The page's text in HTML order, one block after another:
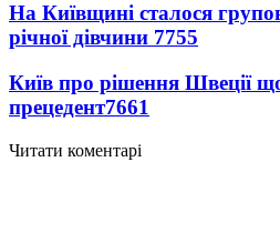
На Київщині сталося
річної дівчини 7755
Київ про рішення Швеції
прецедент7661
Читати коментарі